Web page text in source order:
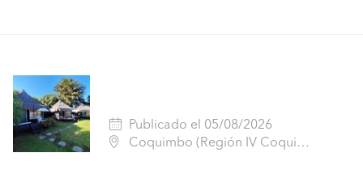
Publicado el 05/08/2026
Coquimbo (Región IV Coquimbo - Elqui)